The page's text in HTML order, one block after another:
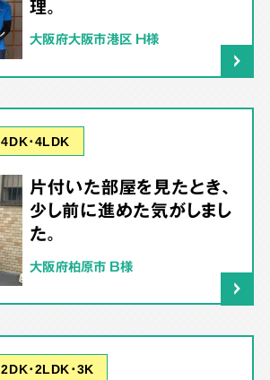
理。
大阪府大阪市港区 H様
4DK･4LDK
片付いた部屋を見たとき、
少し前に進めた気がしまし
た。
大阪府柏原市 B様
2DK･2LDK･3K